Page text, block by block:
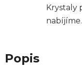
Krystaly
nabíjíme.
Popis